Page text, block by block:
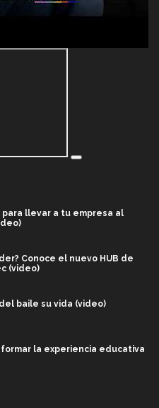
para llevar a tu empresa al
Conoce el nuevo HUB de
(video)
baile su vida (video)
la experiencia educativa